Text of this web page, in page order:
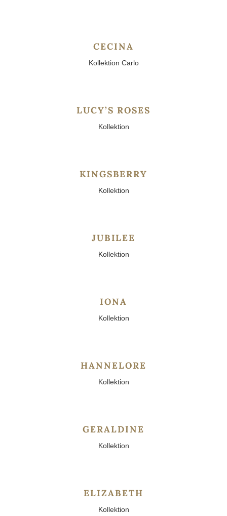
CECINA
Kollektion Carlo
LUCY’S ROSES
Kollektion
KINGSBERRY
Kollektion
JUBILEE
Kollektion
IONA
Kollektion
HANNELORE
Kollektion
GERALDINE
Kollektion
ELIZABETH
Kollektion